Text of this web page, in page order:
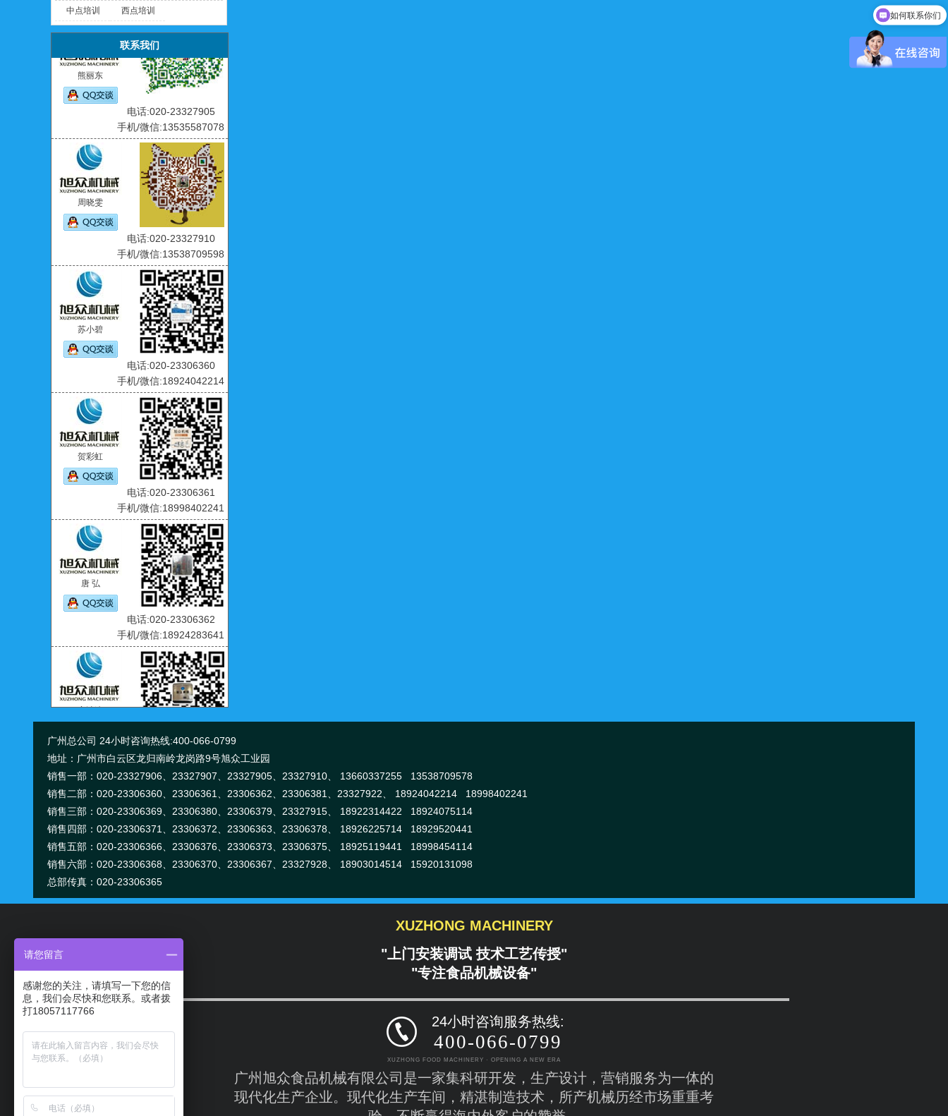
中点培训 西点培训
联系我们
熊丽东
电话:020-23327905
手机/微信:13535587078
周晓雯
电话:020-23327910
手机/微信:13538709598
苏小碧
电话:020-23306360
手机/微信:18924042214
贺彩虹
电话:020-23306361
手机/微信:18998402241
唐 弘
电话:020-23306362
手机/微信:18924283641
齐洁连
手机/微信:18998356814
姚铭
电话:020-23327922
电话:020-23306369
手机/微信:18922314422
广州总公司 24小时咨询热线:400-066-0799
地址：广州市白云区龙归南岭龙岗路9号旭众工业园
销售一部：020-23327906、 23327907、 23327905、 23327910、
13660337255 13538709578
销售二部：020-23306360、 23306361、 23306362、 23306381、 23327922、
18924042214 18998402241
销售三部：020-23306369、 23306380、 23306379、 23327915、
18922314422 18924075114
销售四部：020-23306371、 23306372、 23306363、 23306378、
18926225714 18929520441
销售五部：020-23306366、 23306376、 23306373、 23306375、
18925119441 18998454114
销售六部：020-23306368、 23306370、 23306367、 23327928、
18903014514 15920131098
总部传真：020-23306365
NO.9 Longgang Road Nanling,Longgui Town,Baiyun District,Guangzhou City,China
TEL:0086-20-23327901
M.b:0086-13527770958
FAX:0086-20-23306365
Email:xztina18@gmail.com
Wechat: 13527770958
Whatsapp: 13527770958
XUZHONG MACHINERY
"上门安装调试 技术工艺传授"
"专注食品机械设备"
24小时咨询服务热线:
400-066-0799
XUZHONG FOOD MACHINERY · OPENING A NEW ERA
广州旭众食品机械有限公司是一家集科研开发，生产设计，营销服务为一体的
现代化生产企业。现代化生产车间，精湛制造技术，所产机械历经市场重重考
如何联系你们
请您留言
感谢您的关注，请填写一下您的信
息，我们会尽快和您联系。或者拨
打18057117766